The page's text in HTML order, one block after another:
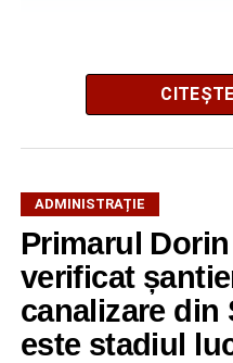
Potrivit autorităților locale,
gestionat printr-un
care reglează
exacte de apus și răsărit
de iluminare va fi redus
stradal va rămâne
ADMINISTRAȚIE
Primarul
verificat
canalizare din
este stadiul